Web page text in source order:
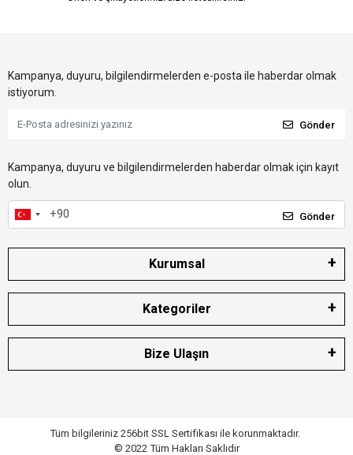
Kampanya, duyuru, bilgilendirmelerden e-posta ile haberdar olmak
istiyorum.
Gönder
Kampanya, duyuru ve bilgilendirmelerden haberdar olmak için kayıt
olun.
Gönder
Kurumsal
Kategoriler
Bize Ulaşın
Tüm bilgileriniz 256bit SSL Sertifikası ile korunmaktadır.
© 2022 Tüm Hakları Saklıdır